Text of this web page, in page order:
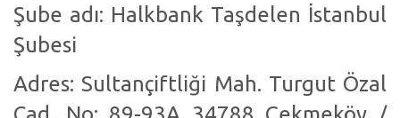
Şube adı: Halkbank Taşdelen İstanbul
Şubesi
Adres: Sultançiftliği Mah. Turgut Özal